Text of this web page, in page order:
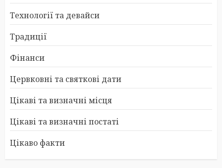
Технології та девайси
Традиції
Фінанси
Цервковні та святкові дати
Цікаві та визначні місця
Цікаві та визначні постаті
Цікаво факти